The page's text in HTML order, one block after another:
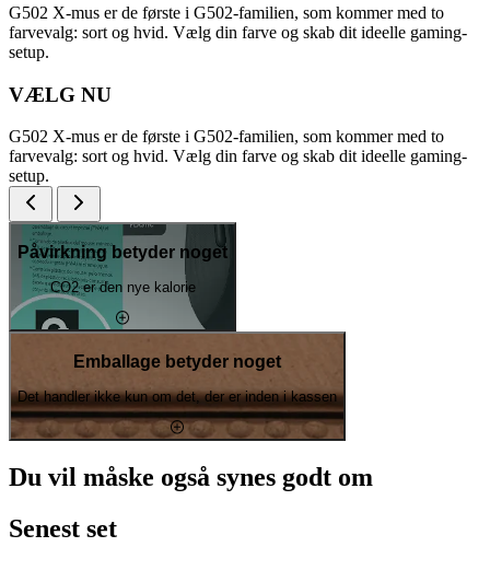
G502 X-mus er de første i G502-familien, som kommer med to
farvevalg: sort og hvid. Vælg din farve og skab dit ideelle gaming-
setup.
VÆLG NU
G502 X-mus er de første i G502-familien, som kommer med to
farvevalg: sort og hvid. Vælg din farve og skab dit ideelle gaming-
setup.
Påvirkning betyder noget
CO2 er den nye kalorie
Emballage betyder noget
Det handler ikke kun om det, der er inden i kassen
Du vil måske også synes godt om
Senest set